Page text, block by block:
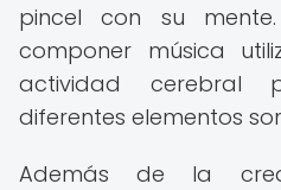
pincel con su
componer música
actividad cerebral
diferentes elementos
Además de la